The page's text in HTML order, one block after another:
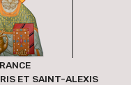
ET SAINT-ALEXIS